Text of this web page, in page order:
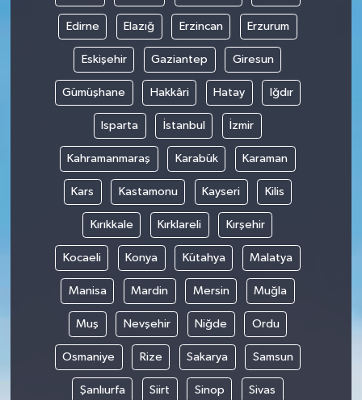
Edirne Elazığ Erzincan Erzurum
Eskişehir Gaziantep Giresun
Gümüşhane Hakkâri Hatay Iğdır
Isparta İstanbul İzmir
Kahramanmaraş Karabük Karaman
Kars Kastamonu Kayseri Kilis
Kırıkkale Kırklareli Kırşehir
Kocaeli Konya Kütahya Malatya
Manisa Mardin Mersin Muğla
Muş Nevşehir Niğde Ordu
Osmaniye Rize Sakarya Samsun
Şanlıurfa Siirt Sinop Sivas